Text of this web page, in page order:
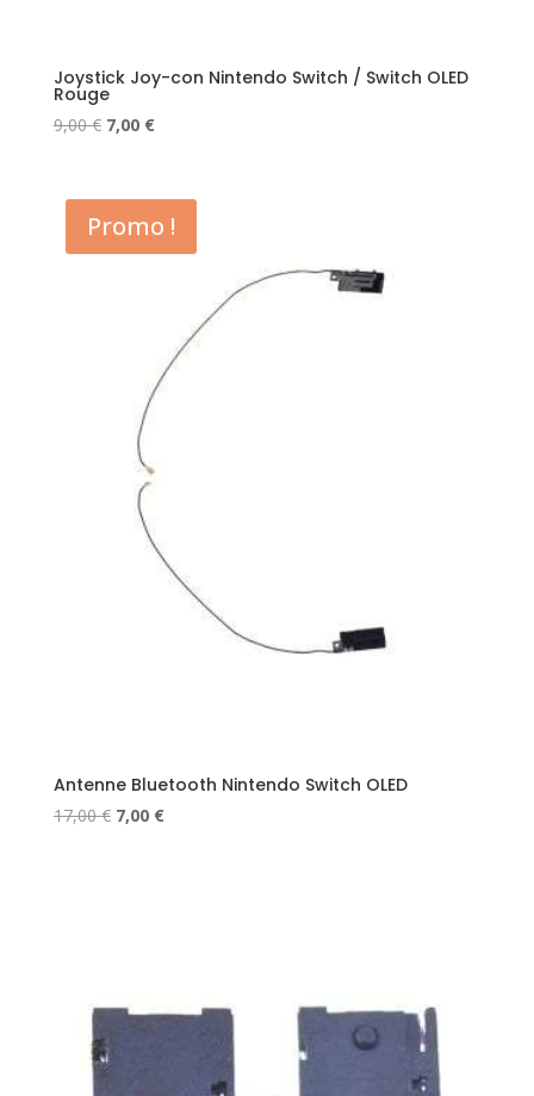
Joystick Joy-con Nintendo Switch / Switch OLED
Rouge
9,00€ Le
était :
9,00 €.
7,00 €Le
est :
7,00 €.
Promo !
Antenne Bluetooth Nintendo Switch OLED
17,00€ Le
7,00 €Le